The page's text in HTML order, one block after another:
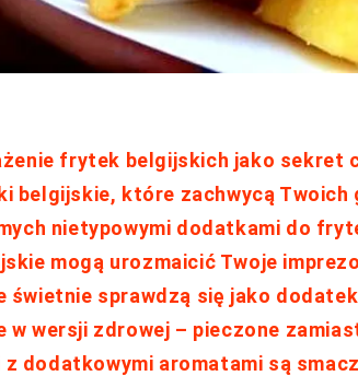
frytek belgijskich jako sekret
belgijskie, które zachwycą Twoich
nietypowymi dodatkami do
mogą urozmaicić Twoje
świetnie sprawdzą się jako
w wersji zdrowej – pieczone
dodatkowymi aromatami są